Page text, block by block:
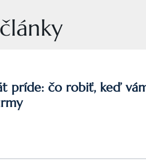
príde: čo robiť, keď